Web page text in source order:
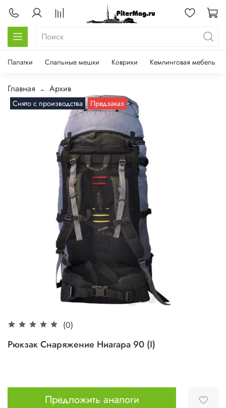
Палатки Спальные мешки Коврики Кемпинговая мебель
Главная Архив
Снято с производства Предзаказ
(0)
Рюкзак Снаряжение Ниагара 90 (I)
Предложить аналоги